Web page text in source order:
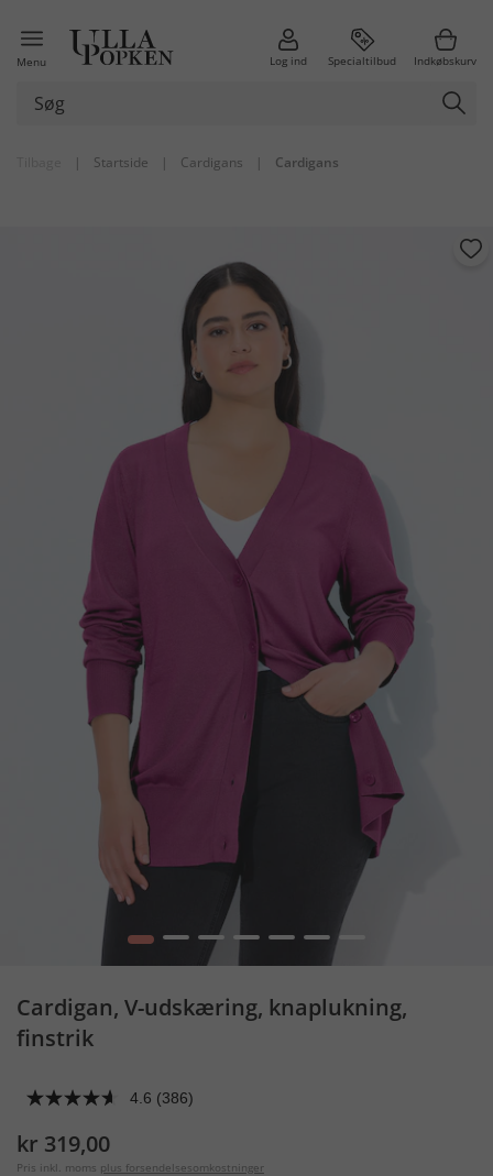
Menu Log ind Specialtilbud Indkøbskurv
| Startside | Cardigans | Cardigans
1 2 3 4 5 6
Cardigan, V-udskæring, knaplukning,
finstrik
4.6 (386)
kr 319,00
Pris inkl. moms plus forsendelsesomkostninger